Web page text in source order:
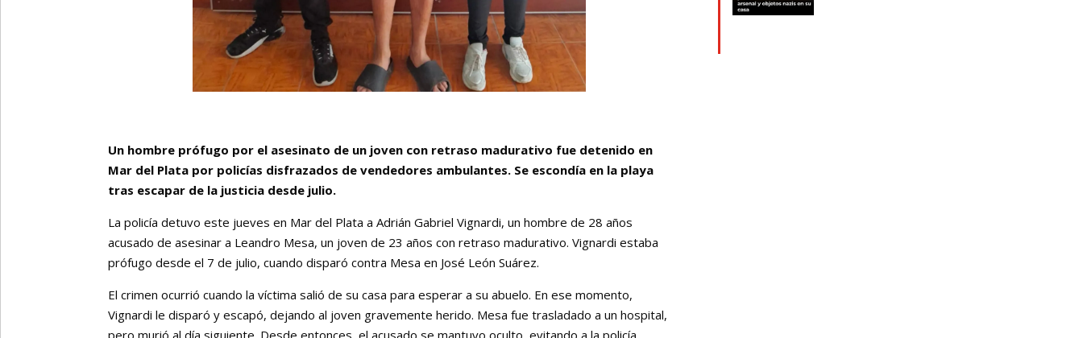
Un hombre prófugo por el asesinato de un joven con retraso madurativo fue detenido en
Mar del Plata por policías disfrazados de vendedores ambulantes. Se escondía en la playa
tras escapar de la justicia desde julio.
La policía detuvo este jueves en Mar del Plata a Adrián Gabriel Vignardi, un hombre de 28 años
acusado de asesinar a Leandro Mesa, un joven de 23 años con retraso madurativo. Vignardi estaba
prófugo desde el 7 de julio, cuando disparó contra Mesa en José León Suárez.
El crimen ocurrió cuando la víctima salió de su casa para esperar a su abuelo. En ese momento,
Vignardi le disparó y escapó, dejando al joven gravemente herido. Mesa fue trasladado a un hospital,
pero murió al día siguiente. Desde entonces, el acusado se mantuvo oculto, evitando a la policía.